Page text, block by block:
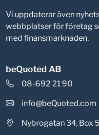
Vi uppdaterar även
webbplatser för företag
med finansmarknaden.
beQuoted AB
08-692 21 90
info@beQuoted.com
Nybrogatan 34, Box